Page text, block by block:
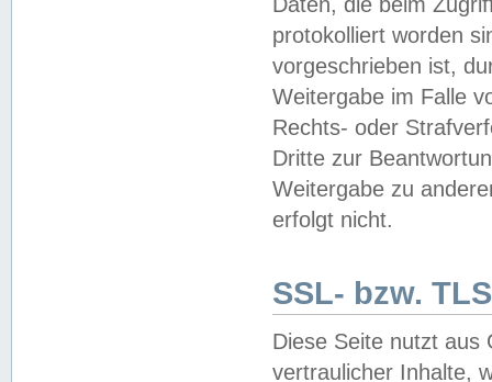
protokolliert worden
vorgeschrieben ist,
Weitergabe im Falle
Rechts- oder
Dritte zur
Weitergabe zu
erfolgt nicht.
SSL- bzw.
Diese Seite nutzt aus
vertraulicher Inhalte,